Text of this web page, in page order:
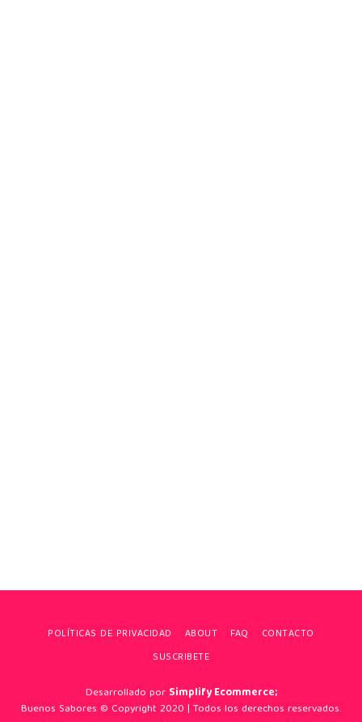
POLÍTICAS DE PRIVACIDAD ABOUT FAQ
CONTACTO
SUSCRIBETE
Desarrollado por Simplify Ecommerce;
Buenos Sabores © Copyright 2020 | Todos los derechos reservados.